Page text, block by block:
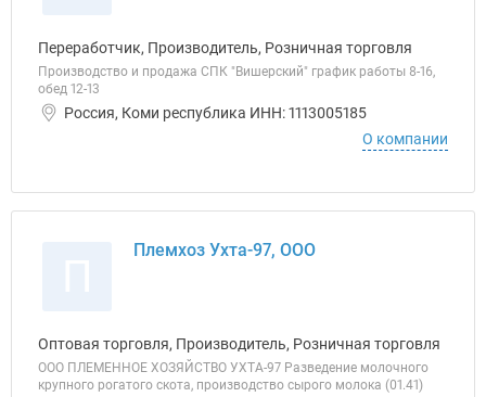
Переработчик, Производитель, Розничная торговля
Производство и продажа СПК "Вишерский" график работы 8-16,
обед 12-13
Россия, Коми республика ИНН: 1113005185
О компании
Племхоз Ухта-97, ООО
Оптовая торговля, Производитель, Розничная торговля
ООО ПЛЕМЕННОЕ ХОЗЯЙСТВО УХТА-97 Разведение молочного
крупного рогатого скота, производство сырого молока (01.41)